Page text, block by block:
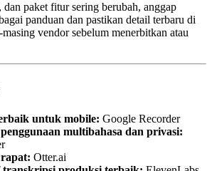
dan paket fitur sering berubah, anggap
panduan dan pastikan detail terbaru di
vendor sebelum menerbitkan atau
untuk mobile: Google Recorder
multibahasa dan privasi:
Otter.ai